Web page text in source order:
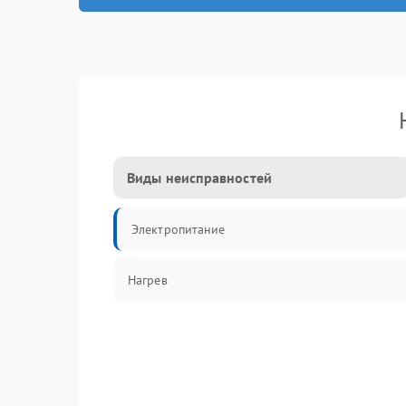
Виды неисправностей
Электропитание
Нагрев